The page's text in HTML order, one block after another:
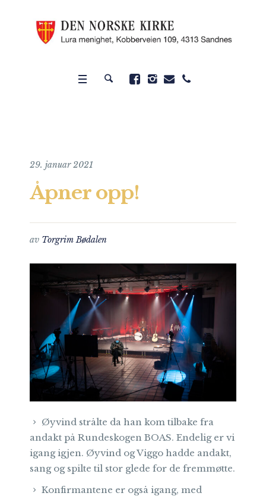
29. januar 2021
Åpner opp!
av Torgrim Bødalen
Øyvind strålte da han kom tilbake fra
andakt på Rundeskogen BOAS. Endelig er vi
igang igjen. Øyvind og Viggo hadde andakt,
sang og spilte til stor glede for de fremmøtte.
Konfirmantene er også igang, med